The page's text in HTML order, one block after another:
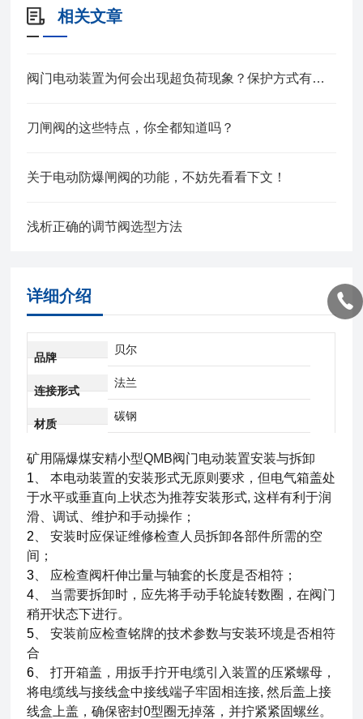
相关文章
阀门电动装置为何会出现超负荷现象？保护方式有哪些？
刀闸阀的这些特点，你全都知道吗？
关于电动防爆闸阀的功能，不妨先看看下文！
浅析正确的调节阀选型方法
详细介绍
品牌
贝尔
连接形式
法兰
材质
碳钢
矿用隔爆煤安精小型QMB阀门电动装置安装与拆卸
1
本电动装置的安装形式无原则要求，但电气箱盖处
于水平或垂直向上状态为推荐安装形式, 这样有利于润
滑、调试、维护和手动操作；
2
安装时应保证维修检查人员拆卸各部件所需的空
间；
3
应检查阀杆伸岀量与轴套的长度是否相符；
4
当需要拆卸时，应先将手动手轮旋转数圈，在阀门
稍开状态下进行。
5
安装前应检查铭牌的技术参数与安装环境是否相符
合
6
打开箱盖，用扳手拧开电缆引入装置的压紧螺母，
将电缆线与接线盒中接线端子牢固相连接, 然后盖上接
线盒上盖，确保密封0型圈无掉落，并拧紧紧固螺丝。